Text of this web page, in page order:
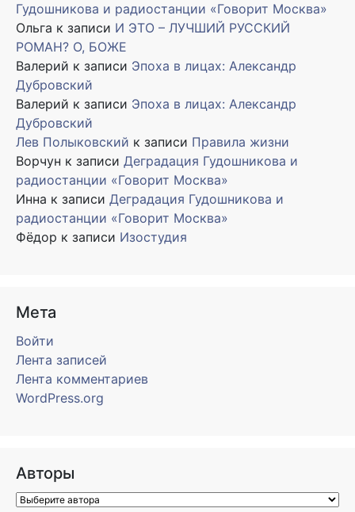
Гудошникова и радиостанции «Говорит Москва»
Ольга к записи И ЭТО – ЛУЧШИЙ РУССКИЙ
РОМАН? О, БОЖЕ
Валерий к записи Эпоха в лицах: Александр
Дубровский
Валерий к записи Эпоха в лицах: Александр
Дубровский
Лев Полыковский к записи Правила жизни
Ворчун к записи Деградация Гудошникова и
радиостанции «Говорит Москва»
Инна к записи Деградация Гудошникова и
радиостанции «Говорит Москва»
Фёдор к записи Изостудия
Мета
Войти
Лента записей
Лента комментариев
WordPress.org
Авторы